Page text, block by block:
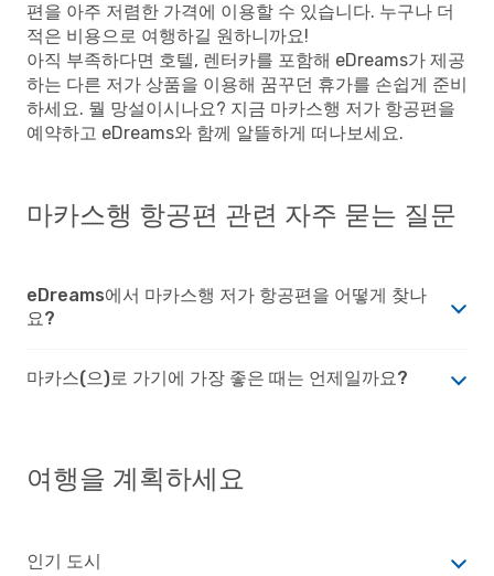
편을 아주 저렴한 가격에 이용할 수 있습니다. 누구나 더
적은 비용으로 여행하길 원하니까요!
아직 부족하다면 호텔, 렌터카를 포함해 eDreams가 제공
하는 다른 저가 상품을 이용해 꿈꾸던 휴가를 손쉽게 준비
하세요. 뭘 망설이시나요? 지금 마카스행 저가 항공편을
예약하고 eDreams와 함께 알뜰하게 떠나보세요.
마카스행 항공편 관련 자주 묻는 질문
eDreams에서 마카스행 저가 항공편을 어떻게 찾나
요?
마카스(으)로 가기에 가장 좋은 때는 언제일까요?
여행을 계획하세요
인기 도시